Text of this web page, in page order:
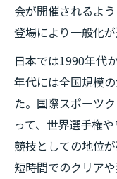
会が開催されるよ
登場により一般化が
日本では1990年代
年代には全国規模
た。国際スポーツ
って、世界選手権
競技としての地位
短時間でのクリア